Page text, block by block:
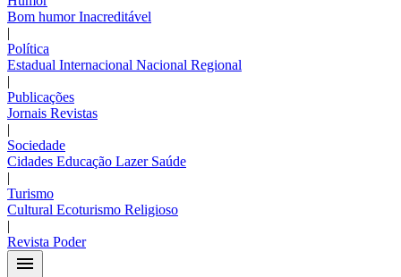
Bom humorInacreditável
|
Política
Estadual Internacional Nacional Regional
|
Publicações
Jornais Revistas
|
Sociedade
Cidades Educação Lazer Saúde
|
Turismo
Cultural Ecoturismo Religioso
|
Revista Poder
menu